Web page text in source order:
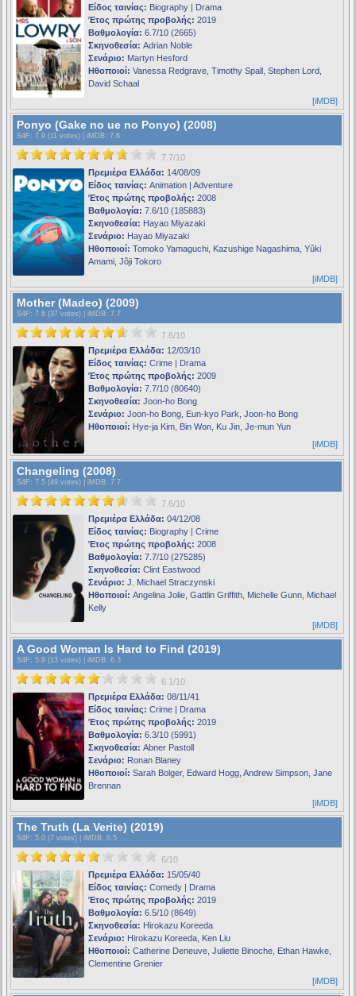
Είδος ταινίας: Biography | Drama
Έτος πρώτης προβολής: 2019
Βαθμολογία: 6.7/10 (2665)
Σκηνοθεσία: Adrian Noble
Σενάριο: Martyn Hesford
Ηθοποιοί: Vanessa Redgrave, Timothy Spall, Stephen Lord,
David Schaal
[iMDB]
Ponyo (Gake no ue no Ponyo) (2008)
S4F : 7.9 (11 votes) | iMDB: 7.6
7.7/10
Πρεμιέρα Ελλάδα: 14/08/09
Είδος ταινίας: Animation | Adventure
Έτος πρώτης προβολής: 2008
Βαθμολογία: 7.6/10 (185883)
Σκηνοθεσία: Hayao Miyazaki
Σενάριο: Hayao Miyazaki
Ηθοποιοί: Tomoko Yamaguchi, Kazushige Nagashima, Yûki
Amami, Jôji Tokoro
[iMDB]
Mother (Madeo) (2009)
S4F : 7.6 (37 votes) | iMDB: 7.7
7.6/10
Πρεμιέρα Ελλάδα: 12/03/10
Είδος ταινίας: Crime | Drama
Έτος πρώτης προβολής: 2009
Βαθμολογία: 7.7/10 (80640)
Σκηνοθεσία: Joon-ho Bong
Σενάριο: Joon-ho Bong, Eun-kyo Park, Joon-ho Bong
Ηθοποιοί: Hye-ja Kim, Bin Won, Ku Jin, Je-mun Yun
[iMDB]
Changeling (2008)
S4F : 7.5 (49 votes) | iMDB: 7.7
7.6/10
Πρεμιέρα Ελλάδα: 04/12/08
Είδος ταινίας: Biography | Crime
Έτος πρώτης προβολής: 2008
Βαθμολογία: 7.7/10 (275285)
Σκηνοθεσία: Clint Eastwood
Σενάριο: J. Michael Straczynski
Ηθοποιοί: Angelina Jolie, Gattlin Griffith, Michelle Gunn, Michael
Kelly
[iMDB]
A Good Woman Is Hard to Find (2019)
S4F : 5.9 (13 votes) | iMDB: 6.3
6.1/10
Πρεμιέρα Ελλάδα: 08/11/41
Είδος ταινίας: Crime | Drama
Έτος πρώτης προβολής: 2019
Βαθμολογία: 6.3/10 (5991)
Σκηνοθεσία: Abner Pastoll
Σενάριο: Ronan Blaney
Ηθοποιοί: Sarah Bolger, Edward Hogg, Andrew Simpson, Jane
Brennan
[iMDB]
The Truth (La Verite) (2019)
S4F : 5.0 (7 votes) | iMDB: 6.5
6/10
Πρεμιέρα Ελλάδα: 15/05/40
Είδος ταινίας: Comedy | Drama
Έτος πρώτης προβολής: 2019
Βαθμολογία: 6.5/10 (8649)
Σκηνοθεσία: Hirokazu Koreeda
Σενάριο: Hirokazu Koreeda, Ken Liu
Ηθοποιοί: Catherine Deneuve, Juliette Binoche, Ethan Hawke,
Clementine Grenier
[iMDB]